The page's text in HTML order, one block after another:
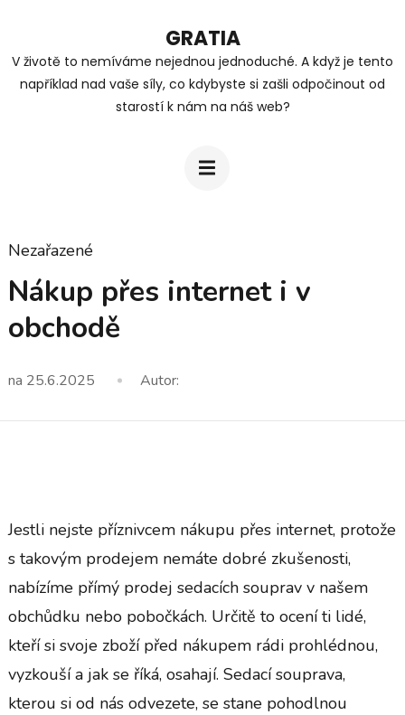
obsah
GRATIA
V životě to nemíváme nejednou jednoduché. A když je tento
například nad vaše síly, co kdybyste si zašli odpočinout od
starostí k nám na náš web?
Nezařazené
Nákup přes internet i v
obchodě
na 25.6.2025 Autor:
Jestli nejste příznivcem nákupu přes internet, protože
s takovým prodejem nemáte dobré zkušenosti,
nabízíme přímý prodej sedacích souprav v našem
obchůdku nebo pobočkách. Určitě to ocení ti lidé,
kteří si svoje zboží před nákupem rádi prohlédnou,
vyzkouší a jak se říká, osahají. Sedací souprava,
kterou si od nás odvezete, se stane pohodlnou